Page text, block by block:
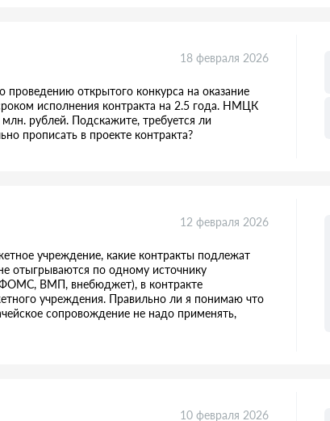
18 февраля 2026
проведению открытого конкурса на оказание
исполнения контракта на 2.5 года. НМЦК
рублей. Подскажите, требуется ли
прописать в проекте контракта?
12 февраля 2026
учреждение, какие контракты подлежат
отыгрываются по одному источнику
ВМП, внебюджет), в контракте
учреждения. Правильно ли я понимаю что
сопровождение не надо применять,
10 февраля 2026